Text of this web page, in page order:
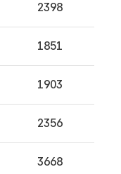
2398
1851
1903
2356
3668